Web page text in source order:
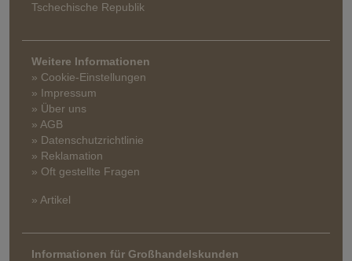
Tschechische Republik
Weitere Informationen
» Cookie-Einstellungen
» Impressum
» Über uns
» AGB
» Datenschutzrichtlinie
» Reklamation
» Oft gestellte Fragen
» Artikel
Informationen für Großhandelskunden